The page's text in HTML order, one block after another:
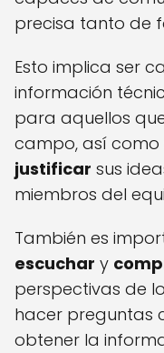
precisa tanto de
Esto implica ser
información
para aquellos
campo, así
justificar sus
miembros del
También es
escuchar y
perspectivas de
hacer preguntas
obtener la